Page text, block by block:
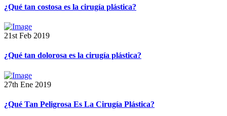
¿Qué tan costosa es la cirugía plástica?
21st Feb 2019
¿Qué tan dolorosa es la cirugía plástica?
27th Ene 2019
¿Qué Tan Peligrosa Es La Cirugía Plástica?